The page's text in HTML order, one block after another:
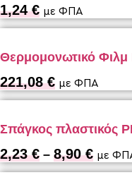
1,24€ με ΦΠΑ
Θερμομονωτικό
221,08€ με ΦΠΑ
Σπάγκος πλαστικός
2,23€ – 8,90€Price
range:
με